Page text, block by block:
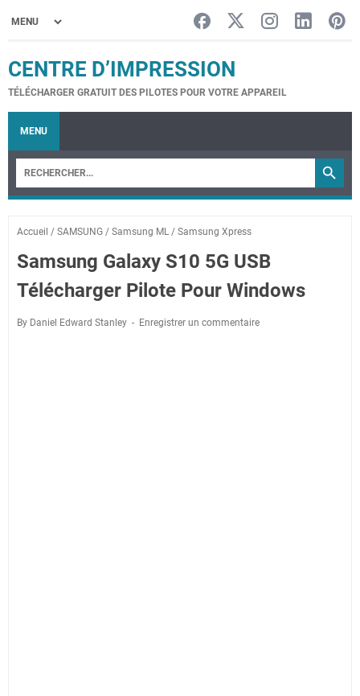
CENTRE D’IMPRESSION
TÉLÉCHARGER GRATUIT DES PILOTES POUR VOTRE APPAREIL
MENU
Accueil / SAMSUNG / Samsung ML / Samsung Xpress
Samsung Galaxy S10 5G USB
Télécharger Pilote Pour Windows
By Daniel Edward Stanley Enregistrer un commentaire